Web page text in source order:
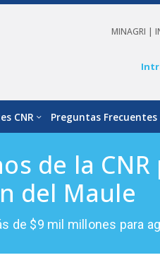
MINAGRI |
CNR Preguntas Frecuentes
de la CNR
del Maule
de $9 mil millones para